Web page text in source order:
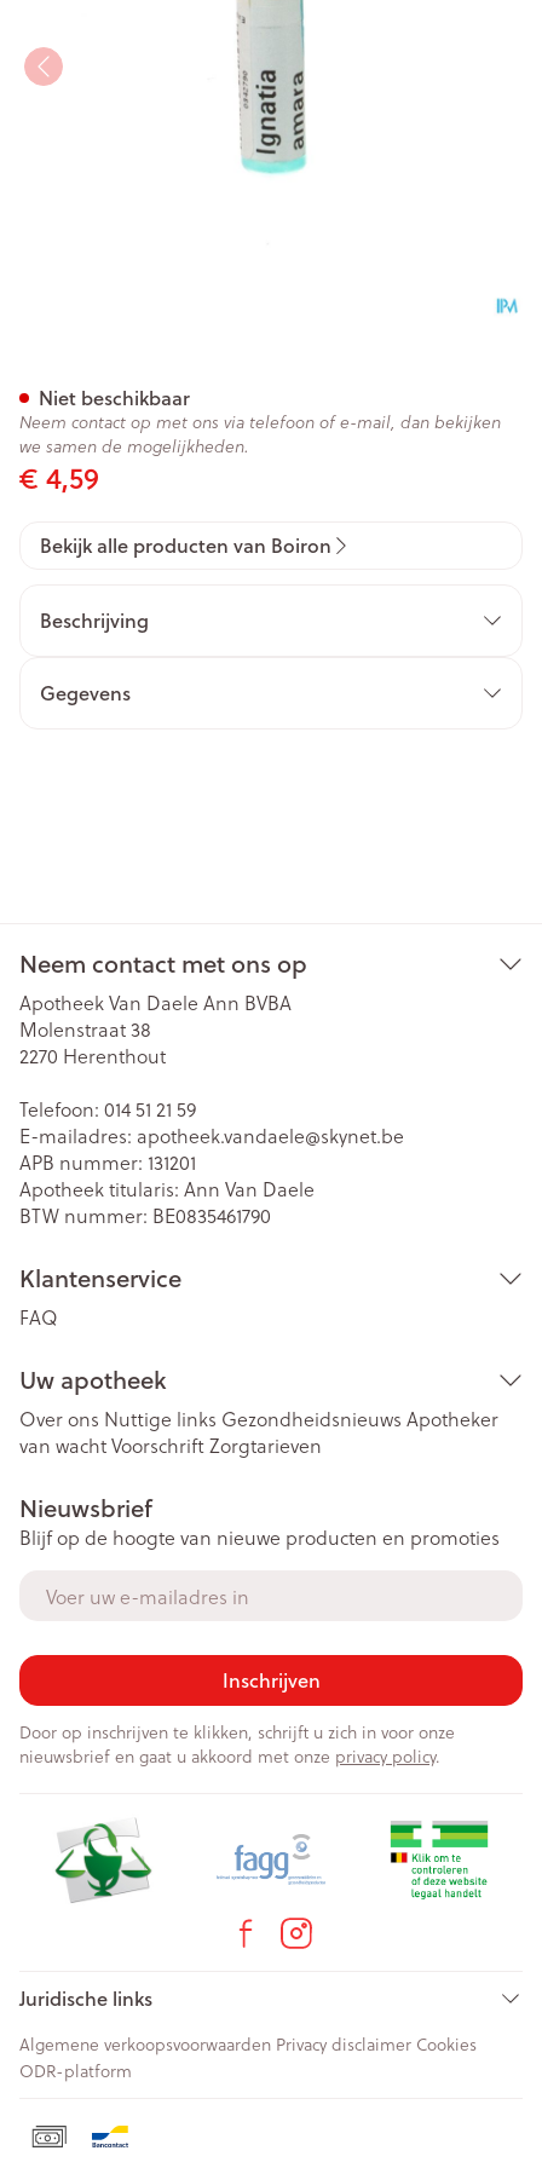
€ 4,59
Niet beschikbaar
Neem contact op met ons via telefoon of e-mail, dan bekijken
we samen de mogelijkheden.
Bekijk alle producten van Boiron
Beschrijving
Gegevens
Neem contact met ons op
Apotheek Van Daele Ann BVBA
Molenstraat 38
2270 Herenthout
Telefoon: 014 51 21 59
E-mailadres: apotheek.vandaele@skynet.be
APB nummer: 131201
Apotheek titularis: Ann Van Daele
BTW nummer: BE0835461790
Klantenservice
FAQ
Uw apotheek
Over ons Nuttige links Gezondheidsnieuws Apotheker
van wachtVoorschriftZorgtarieven
Nieuwsbrief
Blijf op de hoogte van nieuwe producten en promoties
Inschrijven
Door op inschrijven te klikken, schrijft u zich in voor onze
nieuwsbrief en gaat u akkoord met onze privacy policy.
Juridische links
Algemene verkoopsvoorwaarden Privacy disclaimer Cookies
ODR-platform